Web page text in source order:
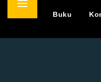
Primary
Buku